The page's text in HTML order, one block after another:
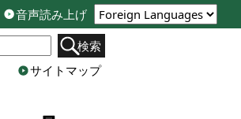
音声読み上げ
検索
サイトマップ